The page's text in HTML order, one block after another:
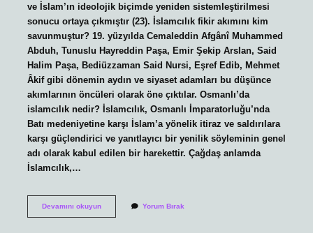
ve İslam’ın ideolojik biçimde yeniden sistemleştirilmesi
sonucu ortaya çıkmıştır (23). İslamcılık fikir akımını kim
savunmuştur? 19. yüzyılda Cemaleddin Afgânî Muhammed
Abduh, Tunuslu Hayreddin Paşa, Emir Şekip Arslan, Said
Halim Paşa, Bediüzzaman Said Nursi, Eşref Edib, Mehmet
Âkif gibi dönemin aydın ve siyaset adamları bu düşünce
akımlarının öncüleri olarak öne çıktılar. Osmanlı’da
islamcılık nedir? İslamcılık, Osmanlı İmparatorluğu’nda
Batı medeniyetine karşı İslam’a yönelik itiraz ve saldırılara
karşı güçlendirici ve yanıtlayıcı bir yenilik söyleminin genel
adı olarak kabul edilen bir harekettir. Çağdaş anlamda
İslamcılık,…
Devamını okuyunIslamcılık
Yorum Bırak